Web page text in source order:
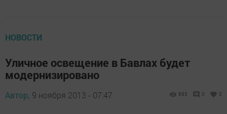
НОВОСТИ
Уличное освещение в Бавлах будет
модернизировано
Автор, 9 ноября 2013 - 07:47 893 0 0